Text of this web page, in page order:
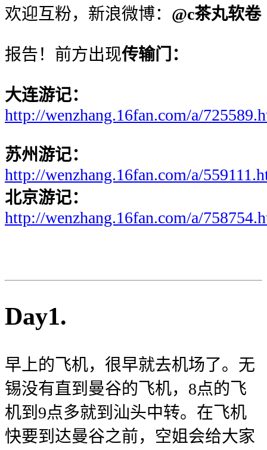
欢迎互粉，新浪微博： @c茶丸软卷
报告！前方出现传输门：
大连游记：
http://wenzhang.16fan.com/a/
苏州游记：
http://wenzhang.16fan.com/a/
北京游记：
http://wenzhang.16fan.com/a/
Day1.
早上的飞机，很早就去机场了。无
锡没有直到曼谷的飞机，8点的飞
机到9点多就到汕头中转。在飞机
快要到达曼谷之前，空姐会给大家